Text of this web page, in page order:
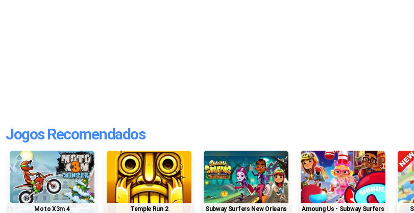
Jogos Recomendados
Moto X3m 4 Temple Run 2 Subway Surfers New Orleans Amoung Us - Subway Surfers